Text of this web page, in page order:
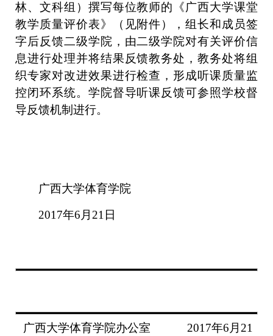
林、文科组）撰写每位教师的《广西大学课堂
教学质量评价表》（见附件），组长和成员签
字后反馈二级学院，由二级学院对有关评价信
息进行处理并将结果反馈教务处，教务处将组
织专家对改进效果进行检查，形成听课质量监
控闭环系统。学院督导听课反馈可参照学校督
导反馈机制进行。
广西大学体育学院
2017年6月21日
广西大学体育学院办公室 2017年6月21